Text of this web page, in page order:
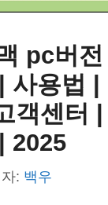
pc버전
사용법 |
객센터
2025
: 백우